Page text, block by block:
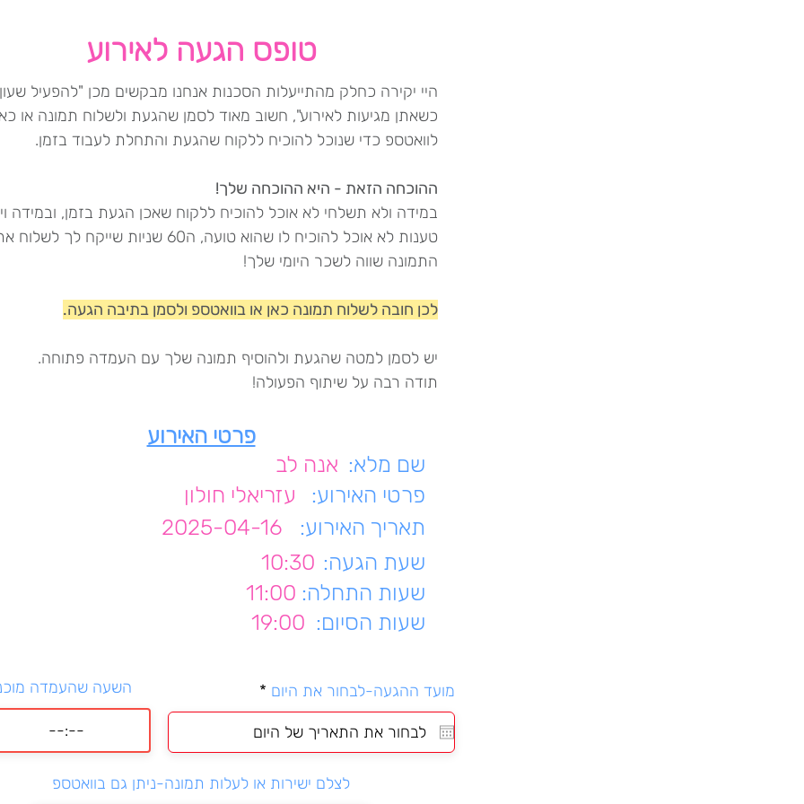
טופס הגעה לאירוע
היי יקירה כחלק מהתייעלות הסכנות אנחנו מבקשים מכן "להפעיל
כשאתן מגיעות לאירוע", חשוב מאוד לסמן שהגעת ולשלוח תמונה או
לוואטספ כדי שנוכל להוכיח ללקוח שהגעת והתחלת לעבוד בזמן.
ההוכחה הזאת - היא ההוכחה שלך!
במידה ולא תשלחי לא אוכל להוכיח ללקוח שאכן הגעת בזמן, ובמידה
טענות לא אוכל להוכיח לו שהוא טועה, ה60 שניות שייקח לך
התמונה שווה לשכר היומי שלך!
לכן חובה לשלוח תמונה כאן או בוואטספ ולסמן בתיבה הגעה.
יש לסמן למטה שהגעת ולהוסיף תמונה שלך עם העמדה פתוחה.
תודה רבה על שיתוף הפעולה!
פרטי האירוע
שם מלא: אנה לב
עזריאלי חולון
פרטי האירוע:
2025-04-16
תאריך האירוע:
10:30 שעת הגעה:
11:00 שעות התחלה:
19:00 שעות הסיום:
השעה שהעמדה מועד ההגעה-לבחור את היום *
u
i
e
לצלם ישירות או לעלות תמונה-ניתן גם בוואטספ